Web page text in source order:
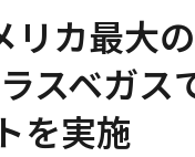
リカ最大
スベガ
を実施